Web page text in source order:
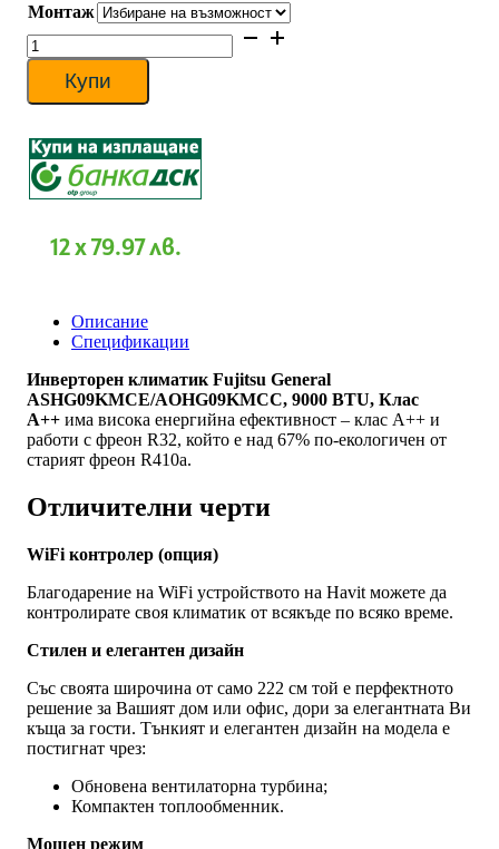
838 €
through
Монтаж
количество
за
Инверторен
климатик
ASHG09KMCE/AOHG09KMCC,
9000
BTU,
Купи
12 x 79.97 лв.
Описание
Спецификации
Инверторен климатик Fujitsu General
ASHG09KMCE/AOHG09KMCC, 9000 BTU, Клас
A++ има висока енергийна ефективност – клас А++ и
работи с фреон R32, който е над 67% по-екологичен от
старият фреон R410а.
Отличителни черти
WiFi контролер (опция)
Благодарение на WiFi устройството на Havit можете да
контролирате своя климатик от всякъде по всяко време.
Стилен и елегантен дизайн
Със своята широчина от само 222 см той е перфектното
решение за Вашият дом или офис, дори за елегантната Ви
къща за гости. Тънкият и елегантен дизайн на модела е
постигнат чрез:
Обновена вентилаторна турбина;
Компактен топлообменник.
Мощен режим